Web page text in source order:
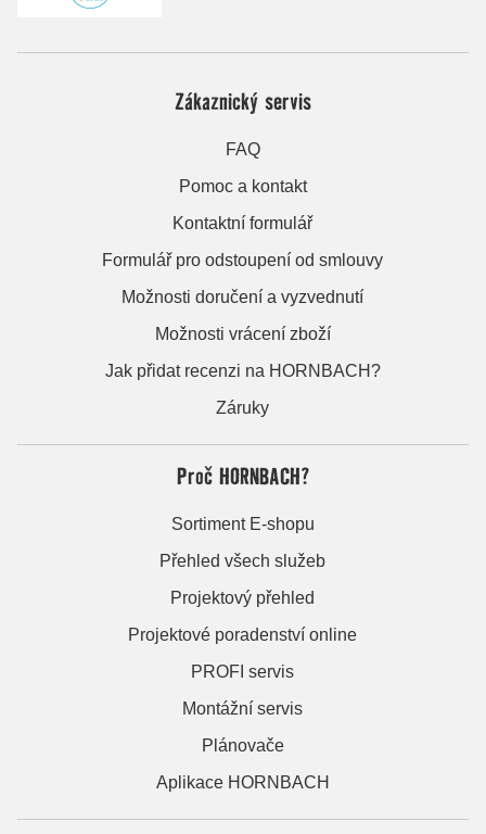
Zákaznický servis
FAQ
Pomoc a kontakt
Kontaktní formulář
Formulář pro odstoupení od smlouvy
Možnosti doručení a vyzvednutí
Možnosti vrácení zboží
Jak přidat recenzi na HORNBACH?
Záruky
Proč HORNBACH?
Sortiment E-shopu
Přehled všech služeb
Projektový přehled
Projektové poradenství online
PROFI servis
Montážní servis
Plánovače
Aplikace HORNBACH